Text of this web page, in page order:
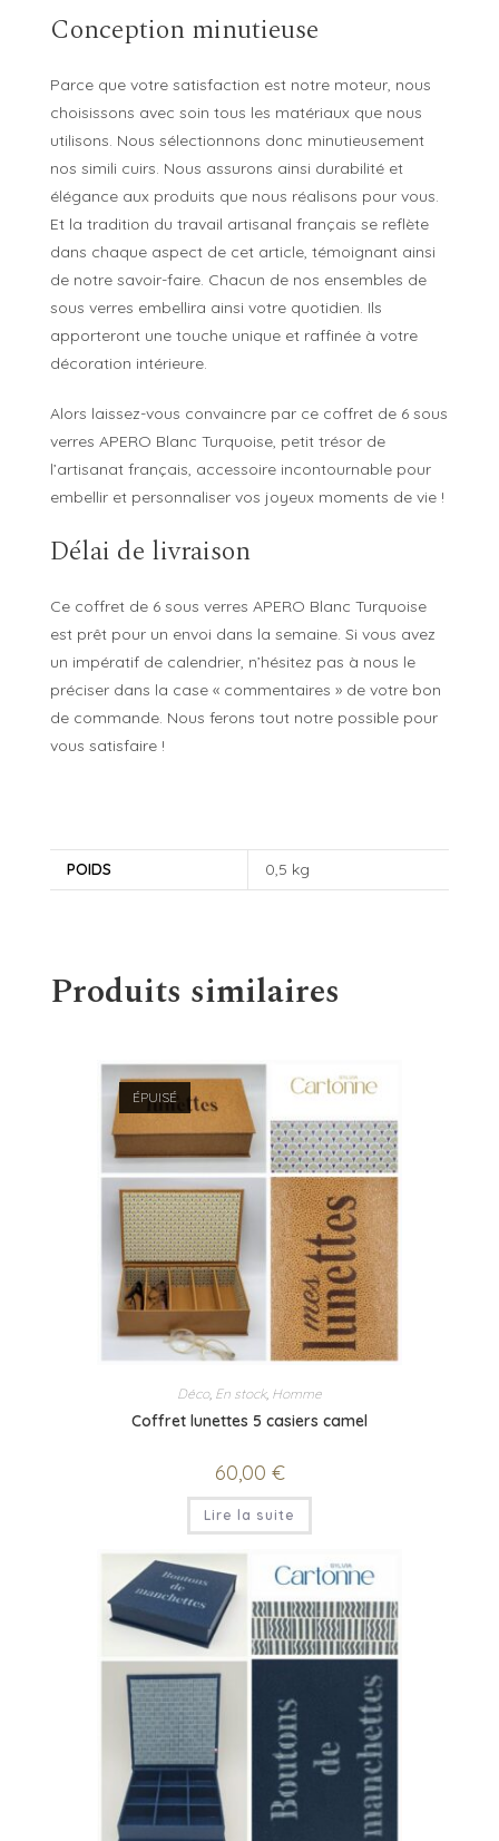
Conception minutieuse
Parce que votre satisfaction est notre moteur, nous
choisissons avec soin tous les matériaux que nous
utilisons. Nous sélectionnons donc minutieusement
nos simili cuirs. Nous assurons ainsi durabilité et
élégance aux produits que nous réalisons pour vous.
Et la tradition du travail artisanal français se reflète
dans chaque aspect de cet article, témoignant ainsi
de notre savoir-faire. Chacun de nos ensembles de
sous verres embellira ainsi votre quotidien. Ils
apporteront une touche unique et raffinée à votre
décoration intérieure.
Alors laissez-vous convaincre par ce coffret de 6 sous
verres APERO Blanc Turquoise, petit trésor de
l’artisanat français, accessoire incontournable pour
embellir et personnaliser vos joyeux moments de vie !
Délai de livraison
Ce coffret de 6 sous verres APERO Blanc Turquoise
est prêt pour un envoi dans la semaine. Si vous avez
un impératif de calendrier, n’hésitez pas à nous le
préciser dans la case « commentaires » de votre bon
de commande. Nous ferons tout notre possible pour
vous satisfaire !
POIDS 0,5 kg
Produits similaires
ÉPUISÉ
Déco, En stock, Homme
Coffret lunettes 5 casiers camel
60,00 €
Lire la suite